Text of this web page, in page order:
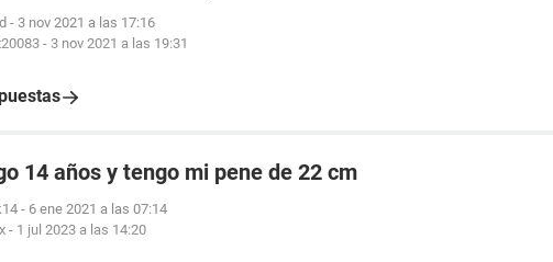
- 3 nov 2021 a las 17:16
- 3 nov 2021 a las 19:31
14 años y tengo mi pene de 22 cm
- 6 ene 2021 a las 07:14
- 1 jul 2023 a las 14:20